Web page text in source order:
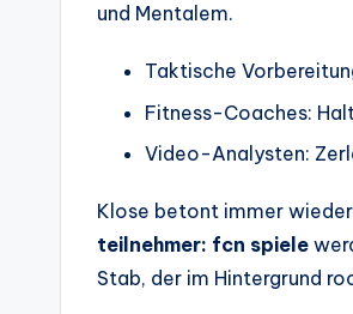
und Mentalem.
Taktische
Fitness-Coaches:
Video-Analysten:
Klose betont immer
teilnehmer: fcn spiele
Stab, der im Hintergrund